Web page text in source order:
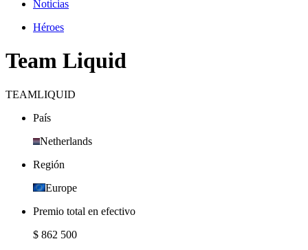
Noticias
Héroes
Team Liquid
TEAMLIQUID
País
Netherlands
Región
Europe
Premio total en efectivo
$ 862 500